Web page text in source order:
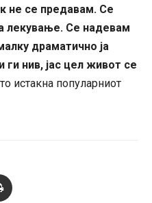
не се предавам. Се
лекување. Се надевам
драматично ја
нив, јас цел живот се
истакна популарниот